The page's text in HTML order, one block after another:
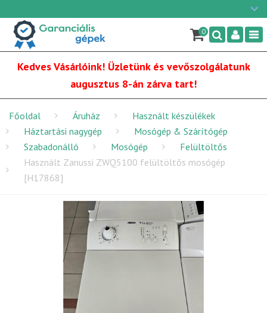
×
0
Kedves Vásárlóink! Üzletünk és vevőszolgálatunk
augusztus 8-án zárva tart!
Főoldal Áruház
Használt készülékek
Háztartási nagygép
Mosógép & Szárítógép
Szabadonálló
Mosógép
Felültöltős
Használt Zanussi ZWQ5100 felültöltős mosógép
[H17868]